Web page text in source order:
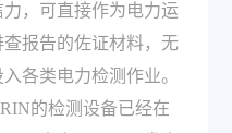
，可直接作为电力运
报告的佐证材料，无
各类电力检测作业。
的检测设备已经在